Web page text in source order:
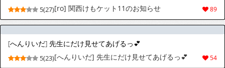
89
5(27)[ro] 関西けもケット11のお知らせ
[へんりいだ] 先生にだけ見せてあげるっ💕
54
5(23)[へんりいだ] 先生にだけ見せてあげるっ💕